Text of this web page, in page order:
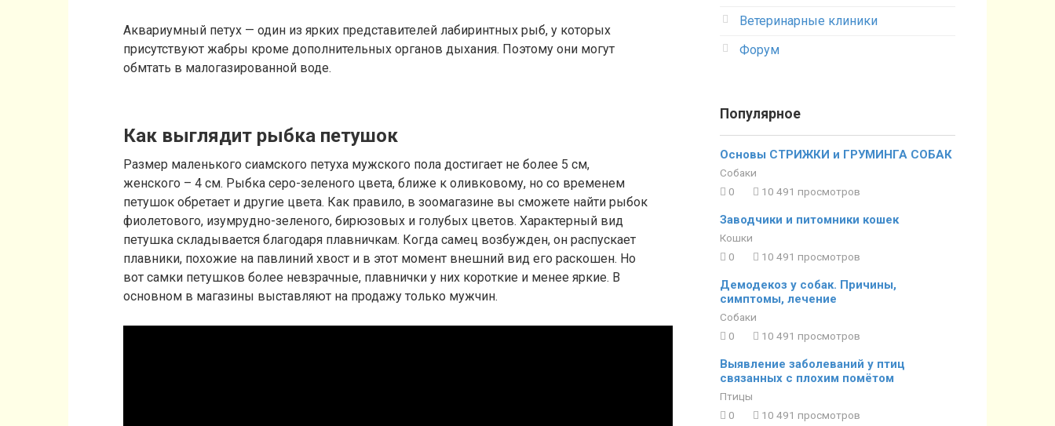
Аквариумный петух — один из ярких представителей лабиринтных рыб, у которых
присутствуют жабры кроме дополнительных органов дыхания. Поэтому они могут
обмтать в малогазированной воде.
Как выглядит рыбка петушок
Размер маленького сиамского петуха мужского пола достигает не более 5 см,
женского – 4 см. Рыбка серо-зеленого цвета, ближе к оливковому, но со временем
петушок обретает и другие цвета. Как правило, в зоомагазине вы сможете найти рыбок
фиолетового, изумрудно-зеленого, бирюзовых и голубых цветов. Характерный вид
петушка складывается благодаря плавничкам. Когда самец возбужден, он распускает
плавники, похожие на павлиний хвост и в этот момент внешний вид его раскошен. Но
вот самки петушков более невзрачные, плавнички у них короткие и менее яркие. В
основном в магазины выставляют на продажу только мужчин.
Ветеринарные клиники
Форум
Популярное
Основы СТРИЖКИ и ГРУМИНГА СОБАК
Собаки
0
10 491 просмотров
Заводчики и питомники кошек
Кошки
0
10 491 просмотров
Демодекоз у собак. Причины,
симптомы, лечение
Собаки
0
10 491 просмотров
Выявление заболеваний у птиц
связанных с плохим помётом
Птицы
0
10 491 просмотров